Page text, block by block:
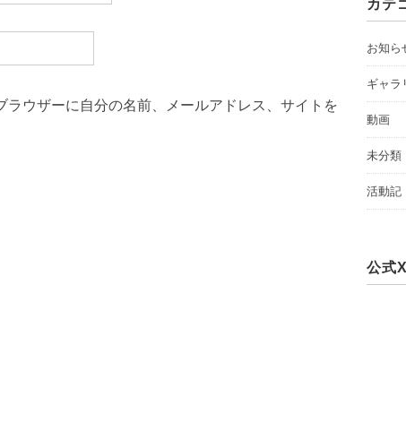
ラウザーに自分の名前、メールアドレス、サイトを
カテ
お知ら
ギャラ
動画
未分類
活動記
公式X